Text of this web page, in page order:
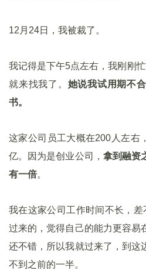
12月24日，我被裁了。
我记得是下午5点左右，我刚刚
就来找我了。 她说我试用期不
书。
这家公司员工大概在200人左右
亿。因为是创业公司， 拿到融资
有一倍。
我在这家公司工作时间不长，差
过来的，觉得自己的能力更容易
还不错，所以我就过来了，到这
不到之前的一半。